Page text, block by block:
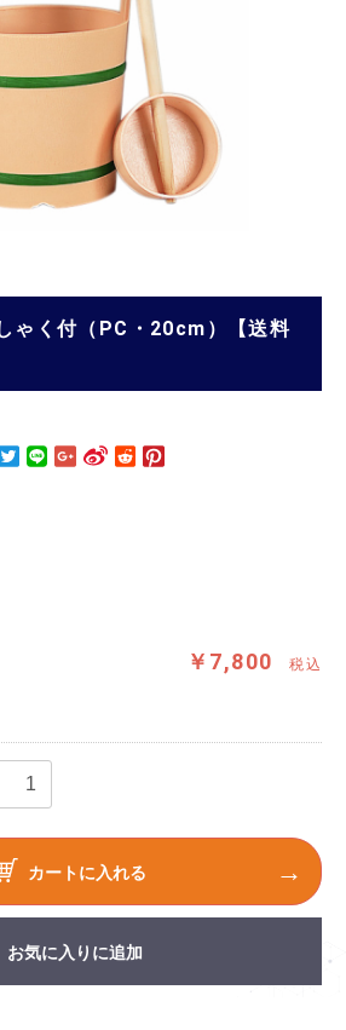
ゃく付（PC・20cm）【送料
￥7,800 税込
カートに入れる
お気に入りに追加